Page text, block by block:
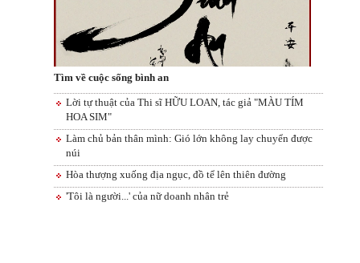
Tìm về cuộc sống bình an
Lời tự thuật của Thi sĩ HỮU LOAN, tác giả "MÀU TÍM
HOA SIM"
Làm chủ bản thân mình: Gió lớn không lay chuyển được
núi
Hòa thượng xuống địa ngục, đồ tể lên thiên đường
'Tôi là người...' của nữ doanh nhân trẻ